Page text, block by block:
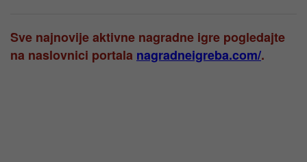
Sve najnovije aktivne nagradne igre pogledajte
na naslovnici portala nagradneigreba.com/.